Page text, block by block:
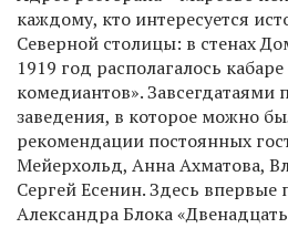
каждому, кто интересуется
Северной столицы: в стенах
1919 год располагалось
комедиантов». Завсегдатаями
заведения, в которое можно
рекомендации постоянных
Мейерхольд, Анна Ахматова,
Сергей Есенин. Здесь впервые
Александра Блока